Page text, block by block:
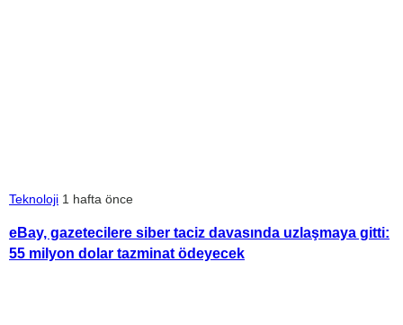
Teknoloji 1 hafta önce
eBay, gazetecilere siber taciz davasında uzlaşmaya gitti:
55 milyon dolar tazminat ödeyecek